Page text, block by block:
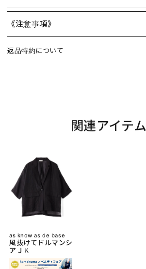
《注意事項》
返品特約について
関連アイテム
as know as de base
風抜けてドルマンシ
アＪＫ